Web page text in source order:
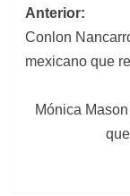
de
entradas
Anterior:
Conlon
mexicano que
Mónica